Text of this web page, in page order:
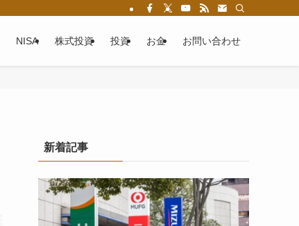
NISA 株式投資 投資 お金 お問い合わせ
新着記事